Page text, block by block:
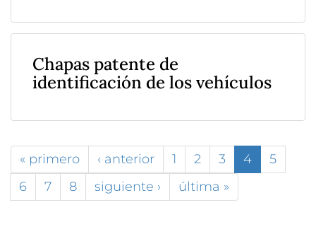
Chapas patente de
identificación de los vehículos
« primero ‹ anterior 1 2 3 4
5
6
7 8 siguiente › última »